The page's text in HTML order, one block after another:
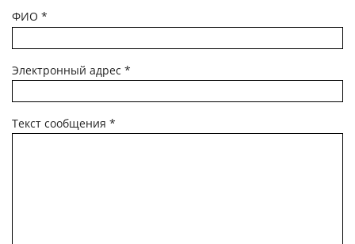
ФИО *
Электронный адрес *
Текст сообщения *